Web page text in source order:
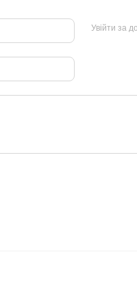
Увійти за